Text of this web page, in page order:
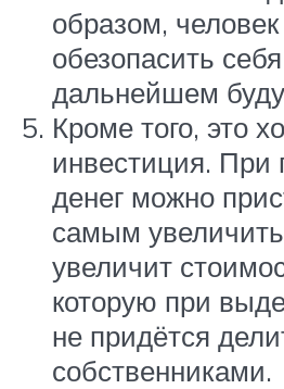
образом,
обезопасить
дальнейшем
Кроме того, это
инвестиция. При
денег можно
самым
увеличит
которую при
не придётся
собственниками.